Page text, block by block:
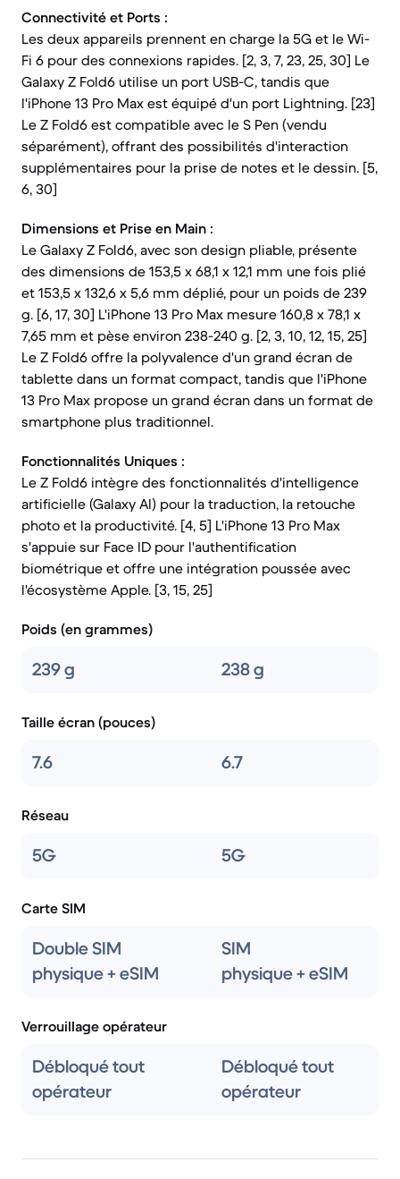
Connectivité et Ports :
Les deux appareils prennent en charge la 5G et le Wi-
Fi 6 pour des connexions rapides. [2, 3, 7, 23, 25, 30] Le
Galaxy Z Fold6 utilise un port USB-C, tandis que
l'iPhone 13 Pro Max est équipé d'un port Lightning. [23]
Le Z Fold6 est compatible avec le S Pen (vendu
séparément), offrant des possibilités d'interaction
supplémentaires pour la prise de notes et le dessin. [5,
6, 30]
Dimensions et Prise en Main :
Le Galaxy Z Fold6, avec son design pliable, présente
des dimensions de 153,5 x 68,1 x 12,1 mm une fois plié
et 153,5 x 132,6 x 5,6 mm déplié, pour un poids de 239
g. [6, 17, 30] L'iPhone 13 Pro Max mesure 160,8 x 78,1 x
7,65 mm et pèse environ 238-240 g. [2, 3, 10, 12, 15, 25]
Le Z Fold6 offre la polyvalence d'un grand écran de
tablette dans un format compact, tandis que l'iPhone
13 Pro Max propose un grand écran dans un format de
smartphone plus traditionnel.
Fonctionnalités Uniques :
Le Z Fold6 intègre des fonctionnalités d'intelligence
artificielle (Galaxy AI) pour la traduction, la retouche
photo et la productivité. [4, 5] L'iPhone 13 Pro Max
s'appuie sur Face ID pour l'authentification
biométrique et offre une intégration poussée avec
l'écosystème Apple. [3, 15, 25]
Poids (en grammes)
239 g 238 g
Taille écran (pouces)
7.6 6.7
Réseau
5G 5G
Carte SIM
Double SIM
physique + eSIM
SIM
physique + eSIM
Verrouillage opérateur
Débloqué tout
opérateur
Débloqué tout
opérateur